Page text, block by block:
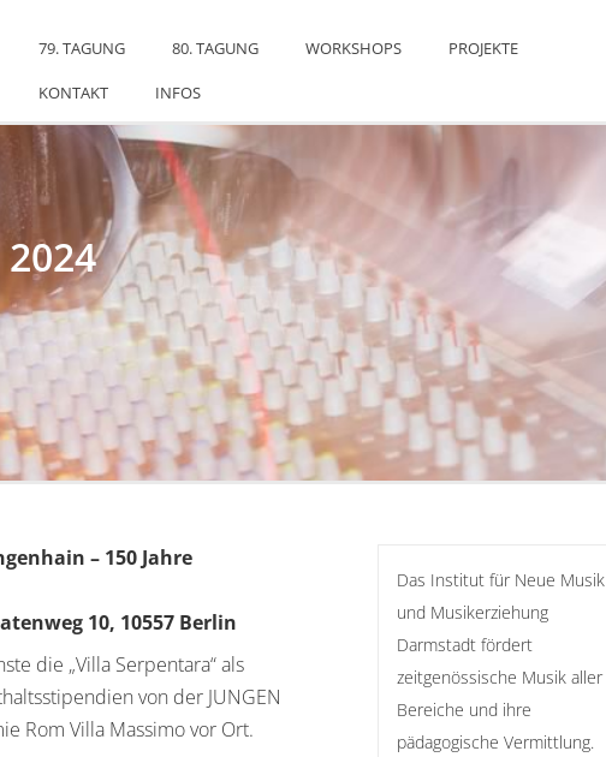
79. TAGUNG 80. TAGUNG WORKSHOPS PROJEKTE
KONTAKT INFOS
2024
– 150 Jahre
10, 10557 Berlin
die „Villa Serpentara“ als
von der JUNGEN
Rom Villa Massimo vor Ort.
Das Institut für Neue Musik
und Musikerziehung
Darmstadt fördert
zeitgenössische Musik aller
Bereiche und ihre
pädagogische Vermittlung.